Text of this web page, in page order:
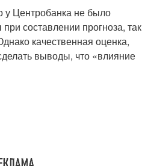
у Центробанка не было
составлении прогноза, так
качественная оценка,
выводы, что «влияние